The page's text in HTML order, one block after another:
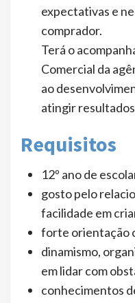
expectativas e
comprador.
Terá o
Comercial da
ao
atingir
Requisitos
12º ano de
gosto pelo
facilidade em
forte orientação
dinamismo,
em lidar com
conhecimentos